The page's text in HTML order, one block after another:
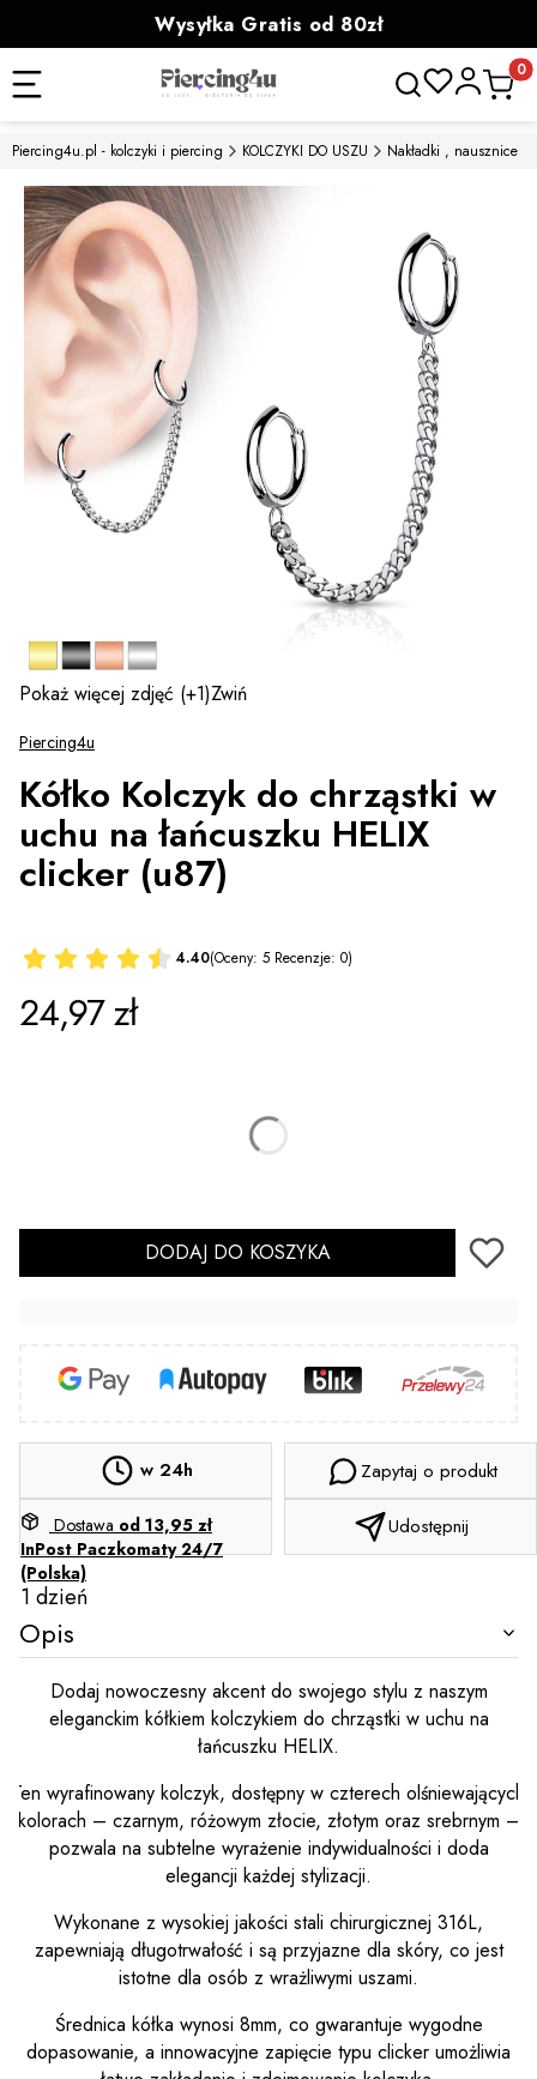
Wysyłka Gratis od 80zł
powyżej 100zł prezent
Otwórz
Piercing4u.pl - kolczyki i piercing KOLCZYKI DO USZU Nakładki , nausznice
Pokaż więcej zdjęć (+1)Zwiń
Piercing4u
Kółko Kolczyk do chrząstki w
uchu na łańcuszku HELIX
clicker (u87)
4.40(Oceny: 5 Recenzje: 0)
Cena
24,97 zł
DODAJ DO KOSZYKA
w 24h
Dostawa od 13,95 zł
InPost Paczkomaty 24/7
(Polska)
1 dzień
Zapytaj o produkt
Udostępnij
Opis
Dodaj nowoczesny akcent do swojego stylu z naszym
eleganckim kółkiem kolczykiem do chrząstki w uchu na
łańcuszku HELIX.
Ten wyrafinowany kolczyk, dostępny w czterech olśniewających
kolorach – czarnym, różowym złocie, złotym oraz srebrnym –
pozwala na subtelne wyrażenie indywidualności i doda
elegancji każdej stylizacji.
Wykonane z wysokiej jakości stali chirurgicznej 316L,
zapewniają długotrwałość i są przyjazne dla skóry, co jest
istotne dla osób z wrażliwymi uszami.
Średnica kółka wynosi 8mm, co gwarantuje wygodne
dopasowanie, a innowacyjne zapięcie typu clicker umożliwia